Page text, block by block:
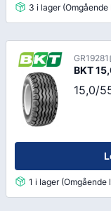
3 i lager (Omgående
GR19281
BKT
15,0/
1 i lager (Omgående